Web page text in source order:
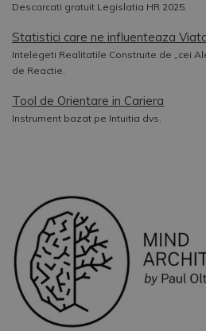
Descarcati gratuit Legislatia HR 2025.
Statistici care ne influenteaza
Intelegeti Realitatile Construite de „cei
de Reactie.
Tool de Orientare in Cariera
Instrument bazat pe Intuitia dvs.